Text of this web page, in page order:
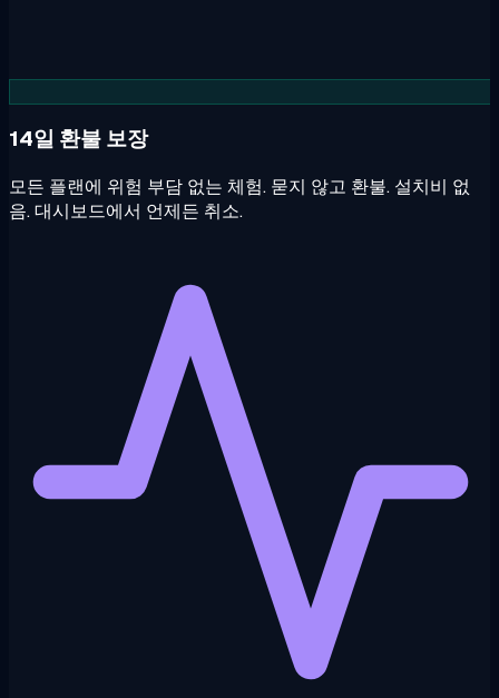
14일 환불 보장
모든 플랜에 위험 부담 없는 체험. 묻지 않고 환불. 설치비 없
음. 대시보드에서 언제든 취소.